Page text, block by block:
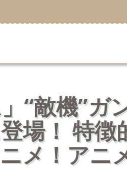
“敵機”ガ
場！ 特徴
メ！アニ